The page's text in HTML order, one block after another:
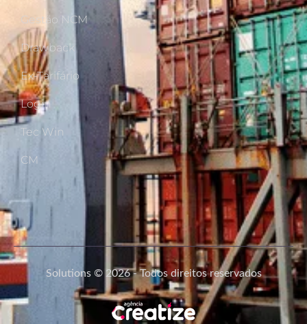
Gestão NCM
Drawback
Ex-Tarifário
Login
Tec Win
CM
Solutions © 2026 - Todos direitos reservados